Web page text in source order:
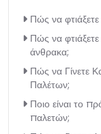
Πώς να
Πώς να
άνθρακα;
Πώς να Γίνετε
Παλέτων;
Ποιο είναι το
παλετών;